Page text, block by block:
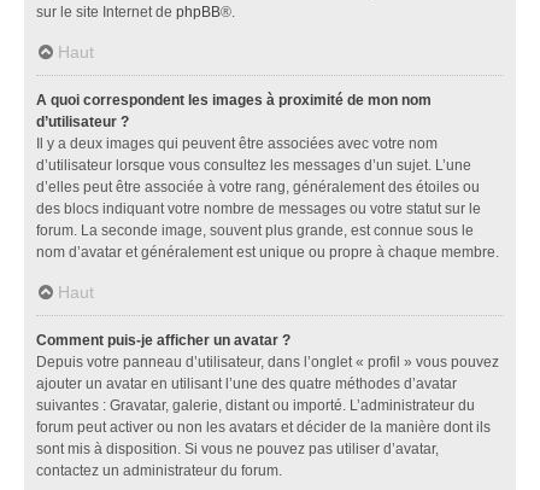
sur le site Internet de phpBB®.
Haut
A quoi correspondent les images à proximité de mon nom
d’utilisateur ?
Il y a deux images qui peuvent être associées avec votre nom
d’utilisateur lorsque vous consultez les messages d’un sujet. L’une
d’elles peut être associée à votre rang, généralement des étoiles ou
des blocs indiquant votre nombre de messages ou votre statut sur le
forum. La seconde image, souvent plus grande, est connue sous le
nom d’avatar et généralement est unique ou propre à chaque membre.
Haut
Comment puis-je afficher un avatar ?
Depuis votre panneau d’utilisateur, dans l’onglet « profil » vous pouvez
ajouter un avatar en utilisant l’une des quatre méthodes d’avatar
suivantes : Gravatar, galerie, distant ou importé. L’administrateur du
forum peut activer ou non les avatars et décider de la manière dont ils
sont mis à disposition. Si vous ne pouvez pas utiliser d’avatar,
contactez un administrateur du forum.